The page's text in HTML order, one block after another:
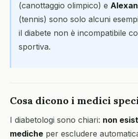
(canottaggio olimpico) e
(tennis) sono solo alcuni
il diabete non è incompatibile
sportiva.
Cosa dicono i medici
I diabetologi sono chiari: non
mediche per escludere